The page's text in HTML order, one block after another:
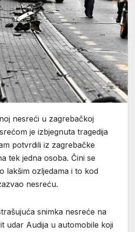
nesreći u zagrebačkoj
je izbjegnuta tragedija
potvrdili iz zagrebačke
tek jedna osoba. Čini se
lakšim ozljedama i to kod
nesreću.
snimka nesreće na
udar Audija u automobile koji